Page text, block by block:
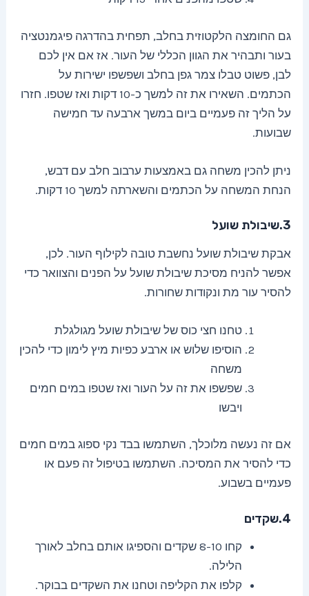
גם החומצה הלקטוזית בחלב, תפחית בהדרגה פיגמנטציה
בעור ותבהיר את הגוון הכללי של העור. אז אם אין לכם
לבן, פשוט טבלו צמר גפן בחלב ושפשפו ישירות על
הכתמים. השאירו את זה למשך כ-10 דקות ואז שטפו. חזרו
על הליך זה פעמיים ביום במשך ארבעה עד חמישה
שבועות.
ניתן להכין משחה גם באמצעות ערבוב חלב עם דבש,
הנחת המשחה על הכתמים והשארתה למשך 10 דקות.
3.שיבולת שועל
אבקת שיבולת שועל נחשבת טובה לקילוף העור. לכן,
אפשר להניח מסיכת שיבולת שועל על הפנים והצוואר כדי
להסיר עור מת ונקודות שחורות.
טחנו חצי כוס של שיבולת שועל מגולגלת
הוסיפו שלוש או ארבע כפיות מיץ לימון כדי להכין
משחה
שפשפו את זה על העור ואז שטפו במים חמים
ויבשו
אם זה נעשה מלוכלך, השתמשו בבד נקי ספוג במים חמים
כדי להסיר את המסיכה. השתמשו בטיפול זה פעם או
פעמיים בשבוע.
4.שקדים
קחו 8-10 שקדים והספיגו אותם בחלב לאורך
הלילה.
קלפו את הקליפה וטחנו את השקדים בבוקר.